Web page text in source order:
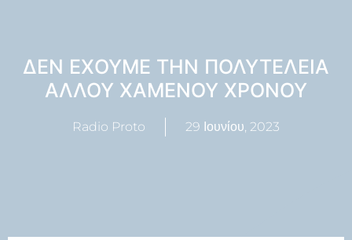
ΔΕΝ ΕΧΟΥΜΕ ΤΗΝ ΠΟΛΥΤΕΛΕΙΑ
ΑΛΛΟΥ ΧΑΜΕΝΟΥ ΧΡΟΝΟΥ
Radio Proto 29 Ιουνίου, 2023